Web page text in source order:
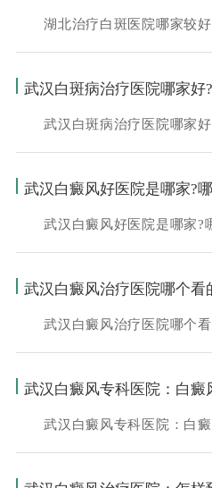
湖北治疗白斑医院哪家较好
武汉白斑病治疗医院哪家好
武汉白斑病治疗医院哪家好
武汉白癜风好医院是哪家?
武汉白癜风好医院是哪家?
武汉白癜风治疗医院哪个看
武汉白癜风治疗医院哪个看
武汉白癜风专科医院：白癜
武汉白癜风专科医院：白癜